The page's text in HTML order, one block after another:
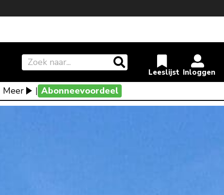
Meer | Abonneevoordeel